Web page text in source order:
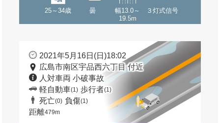
25～34歳 曇
幅13.0～
19.5m
３灯式信号
2021年5月16日(日)18:02
広島市南区宇品西六丁目 付近
人対車両 小破事故
軽自動車(1) 歩行者(1)
死亡(0) 負傷(1)
距離479m